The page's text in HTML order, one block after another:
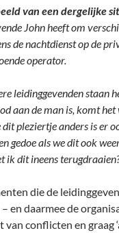
van een dergelijke
John heeft om
de nachtdienst op de
operator.
leidinggevenden staan
aan de man is, komt het
dit pleziertje anders is er
gedoe als we dit ook
ik dit ineens
die de
en daarmee de
van conflicten en graag